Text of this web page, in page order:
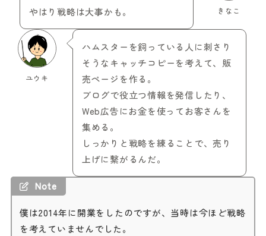
きなこ
やはり戦略は大事かも。
ユウキ
ハムスターを飼っている人に刺さり
そうなキャッチコピーを考えて、販
売ページを作る。
ブログで役立つ情報を発信したり、
Web広告にお金を使ってお客さんを
集める。
しっかりと戦略を練ることで、売り
上げに繋がるんだ。
Note
僕は2014年に開業をしたのですが、当時は今ほど戦略
を考えていませんでした。